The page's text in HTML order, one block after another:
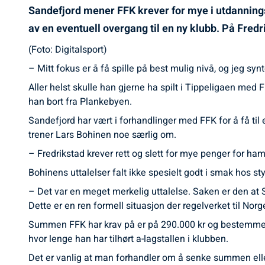
Sandefjord mener FFK krever for mye i
av en eventuell overgang til en ny klubb. På
(Foto: Digitalsport)
– Mitt fokus er å få spille på best mulig nivå, og jeg
Aller helst skulle han gjerne ha spilt i Tippeligaen
han bort fra Plankebyen.
Sandefjord har vært i forhandlinger med FFK for å få
trener Lars Bohinen noe særlig om.
– Fredrikstad krever rett og slett for mye penger for
Bohinens uttalelser falt ikke spesielt godt i smak hos
– Det var en meget merkelig uttalelse. Saken er den
Dette er en ren formell situasjon der regelverket til
Summen FFK har krav på er på 290.000 kr og
hvor lenge han har tilhørt a-lagstallen i klubben.
Det er vanlig at man forhandler om å senke summen